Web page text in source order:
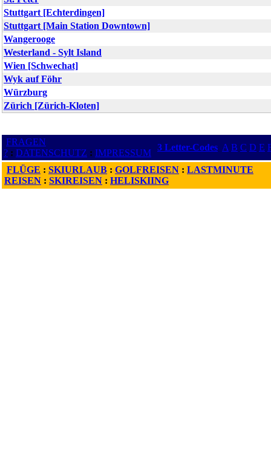
Stuttgart [Echterdingen]
Stuttgart [Main Station Downtown]
Wangerooge
Westerland - Sylt Island
Wien [Schwechat]
Wyk auf Föhr
Würzburg
Zürich [Zürich-Kloten]
FRAGEN
? : DATENSCHUTZ : IMPRESSUM
3 Letter-Codes A B C D E
FLÜGE : SKIURLAUB : GOLFREISEN : LASTMINUTE
REISEN : SKIREISEN : HELISKIING